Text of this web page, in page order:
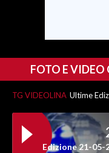
NOTIZIE
#CARAUNIONE
3 MINUTI CON
FOTO E VIDEO
TG VIDEOLINA Ultime
Edizione 21-05-